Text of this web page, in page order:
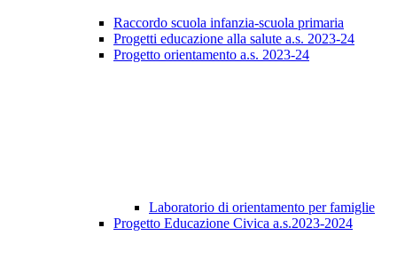
Raccordo scuola infanzia-scuola primaria
Progetti educazione alla salute a.s. 2023-24
Progetto orientamento a.s. 2023-24
Laboratorio di orientamento per famiglie
Progetto Educazione Civica a.s.2023-2024